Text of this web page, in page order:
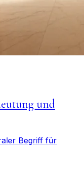
und
Begriff für